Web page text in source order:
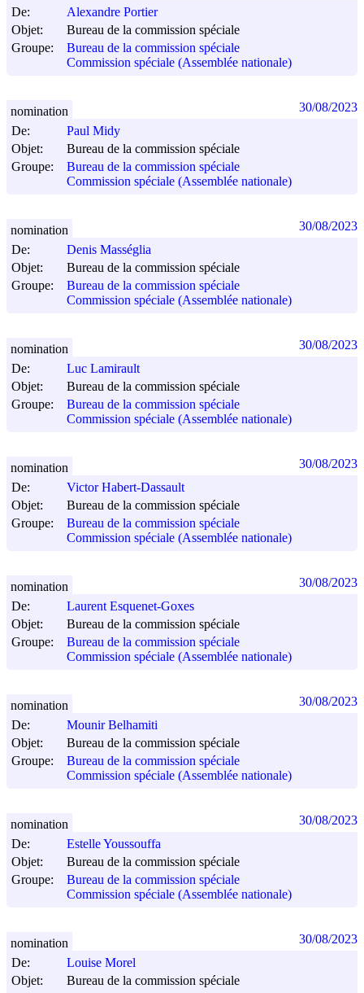
De:
Alexandre Portier
Objet:
Bureau de la commission spéciale
Groupe:
Bureau de la commission spéciale
Commission spéciale (Assemblée nationale)
De:
Paul Midy
Objet:
Bureau de la commission spéciale
Groupe:
Bureau de la commission spéciale
Commission spéciale (Assemblée nationale)
nomination 30/08/2023
De:
Denis Masséglia
Objet:
Bureau de la commission spéciale
Groupe:
Bureau de la commission spéciale
Commission spéciale (Assemblée nationale)
nomination 30/08/2023
De:
Luc Lamirault
Objet:
Bureau de la commission spéciale
Groupe:
Bureau de la commission spéciale
Commission spéciale (Assemblée nationale)
nomination 30/08/2023
De:
Victor Habert-Dassault
Objet:
Bureau de la commission spéciale
Groupe:
Bureau de la commission spéciale
Commission spéciale (Assemblée nationale)
nomination 30/08/2023
De:
Laurent Esquenet-Goxes
Objet:
Bureau de la commission spéciale
Groupe:
Bureau de la commission spéciale
Commission spéciale (Assemblée nationale)
nomination 30/08/2023
De:
Mounir Belhamiti
Objet:
Bureau de la commission spéciale
Groupe:
Bureau de la commission spéciale
Commission spéciale (Assemblée nationale)
nomination 30/08/2023
De:
Estelle Youssouffa
Objet:
Bureau de la commission spéciale
Groupe:
Bureau de la commission spéciale
Commission spéciale (Assemblée nationale)
nomination 30/08/2023
De:
Louise Morel
Objet:
Bureau de la commission spéciale
nomination 30/08/2023